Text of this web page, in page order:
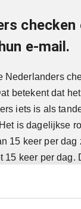
checken
e-mail.
Nederlanders
betekent dat
iets is als
is dagelijkse
15 keer per dag
15 keer per dag.
tussen 07.00
uur. De vroege